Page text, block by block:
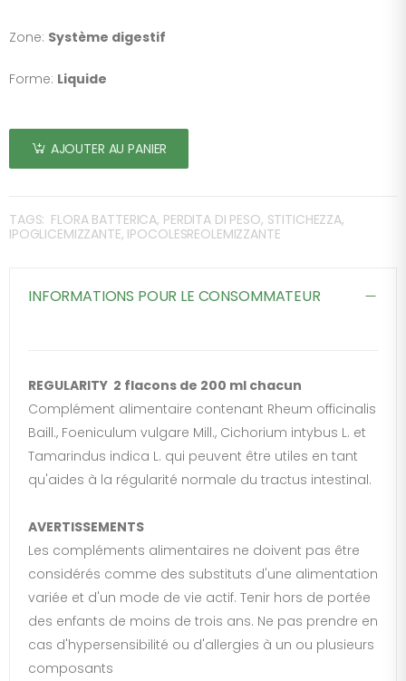
Zone: Système digestif
Forme: Liquide
AJOUTER AU PANIER
TAGS: FLORA BATTERICA, PERDITA DI PESO, STITICHEZZA,
IPOGLICEMIZZANTE, IPOCOLESREOLEMIZZANTE
INFORMATIONS POUR LE CONSOMMATEUR
REGULARITY 2 flacons de 200 ml chacun
Complément alimentaire contenant Rheum officinalis
Baill., Foeniculum vulgare Mill., Cichorium intybus L. et
Tamarindus indica L. qui peuvent être utiles en tant
qu'aides à la régularité normale du tractus intestinal.
AVERTISSEMENTS
Les compléments alimentaires ne doivent pas être
considérés comme des substituts d'une alimentation
variée et d'un mode de vie actif. Tenir hors de portée
des enfants de moins de trois ans. Ne pas prendre en
cas d'hypersensibilité ou d'allergies à un ou plusieurs
composants